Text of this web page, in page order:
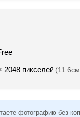
2048 пикселей
фотографию без